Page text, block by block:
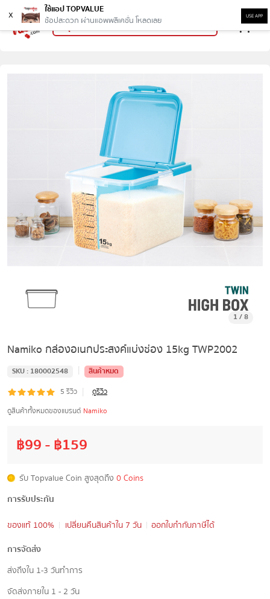
x
ใช้แอป TOPVALUE
ช้อปสะดวก ผ่านแอพพลิเคชั่น โหลดเลย
USE APP
1 /8
Namiko กล่องอเนกประสงค์แบ่งช่อง 15kg TWP2002
SKU : 180002548 |
สินค้าหมด
5 รีวิว |
ดูรีวิว
ดูสินค้าทั้งหมดของแบรนด์ Namiko
฿99- ฿159
รับ Topvalue Coin สูงสุดถึง 0 Coins
การรับประกัน
ของแท้ 100%
เปลี่ยนคืนสินค้าใน 7 วัน
ออกใบกำกับภาษีได้
การจัดส่ง
ส่งถึงใน 1-3 วันทำการ
จัดส่งภายใน 1 - 2 วัน